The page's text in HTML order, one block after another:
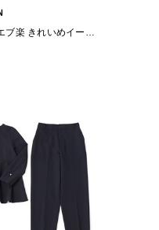
ブ楽 きれいめイージ